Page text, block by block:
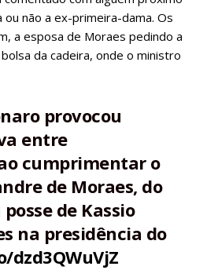
não a ex-primeira-dama. Os
a esposa de Moraes pedindo a
da cadeira, onde o ministro
provocou
entre
cumprimentar o
de Moraes, do
de Kassio
na presidência do